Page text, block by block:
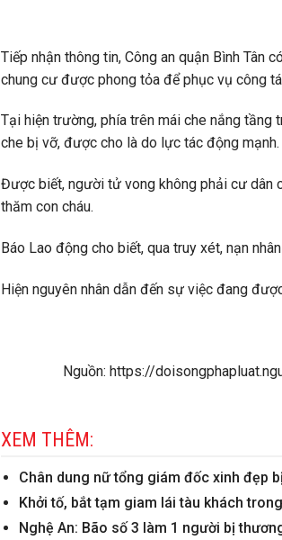
Tiếp nhận thông tin, Công an quận Bình Tân
chung cư được phong tỏa để phục vụ công
Tại hiện trường, phía trên mái che nắng tầng
che bị vỡ, được cho là do lực tác động
Được biết, người tử vong không phải cư dân
thăm con cháu.
Báo Lao động cho biết, qua truy xét, nạn
Hiện nguyên nhân dẫn đến sự việc đang
Nguồn: https://
XEM THÊM:
Chân dung nữ tổng giám đốc xinh đẹp
Khởi tố, bắt tạm giam lái tàu khách
Nghệ An: Bão số 3 làm 1 người bị